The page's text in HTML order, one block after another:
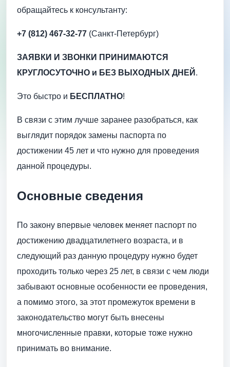
обращайтесь к консультанту:
+7 (812) 467-32-77 (Санкт-Петербург)
ЗАЯВКИ И ЗВОНКИ ПРИНИМАЮТСЯ
КРУГЛОСУТОЧНО и БЕЗ ВЫХОДНЫХ ДНЕЙ .
Это быстро и БЕСПЛАТНО!
В связи с этим лучше заранее разобраться, как
выглядит порядок замены паспорта по
достижении 45 лет и что нужно для проведения
данной процедуры.
Основные сведения
По закону впервые человек меняет паспорт по
достижению двадцатилетнего возраста, и в
следующий раз данную процедуру нужно будет
проходить только через 25 лет, в связи с чем люди
забывают основные особенности ее проведения,
а помимо этого, за этот промежуток времени в
законодательство могут быть внесены
многочисленные правки, которые тоже нужно
принимать во внимание.